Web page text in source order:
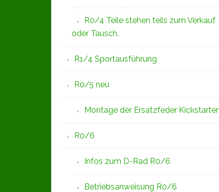
R0/4 Teile stehen teils zum Verkauf
oder Tausch.
R1/4 Sportausführung
R0/5 neu
Montage der Ersatzfeder Kickstarter
R0/6
Infos zum D-Rad R0/6
Betriebsanweisung R0/6